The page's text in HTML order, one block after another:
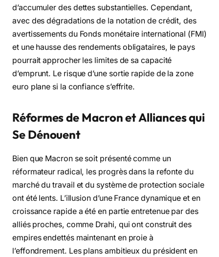
d’accumuler des dettes substantielles. Cependant,
avec des dégradations de la notation de crédit, des
avertissements du Fonds monétaire international (FMI)
et une hausse des rendements obligataires, le pays
pourrait approcher les limites de sa capacité
d’emprunt. Le risque d’une sortie rapide de la zone
euro plane si la confiance s’effrite.
Réformes de Macron et Alliances qui
Se Dénouent
Bien que Macron se soit présenté comme un
réformateur radical, les progrès dans la refonte du
marché du travail et du système de protection sociale
ont été lents. L’illusion d’une France dynamique et en
croissance rapide a été en partie entretenue par des
alliés proches, comme Drahi, qui ont construit des
empires endettés maintenant en proie à
l’effondrement. Les plans ambitieux du président en